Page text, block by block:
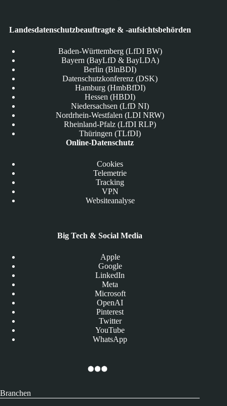
Landesdatenschutzbeauftragte & -aufsichtsbehörden
Baden-Württemberg (LfDI BW)
Bayern (BayLfD & BayLDA)
Berlin (BlnBDI)
Datenschutzkonferenz (DSK)
Hamburg (HmbBfDI)
Hessen (HBDI)
Niedersachsen (LfD NI)
Nordrhein-Westfalen (LDI NRW)
Rheinland-Pfalz (LfDI RLP)
Thüringen (TLfDI)
Online-Datenschutz
Cookies
Telemetrie
Tracking
VPN
Websiteanalyse
Big Tech & Social Media
Apple
Google
LinkedIn
Meta
Microsoft
OpenAI
Pinterest
Twitter
YouTube
WhatsApp
Branchen